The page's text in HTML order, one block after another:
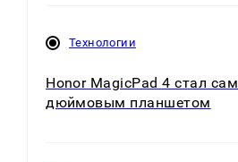
Технологии
Honor MagicPad 4 стал
дюймовым планшетом